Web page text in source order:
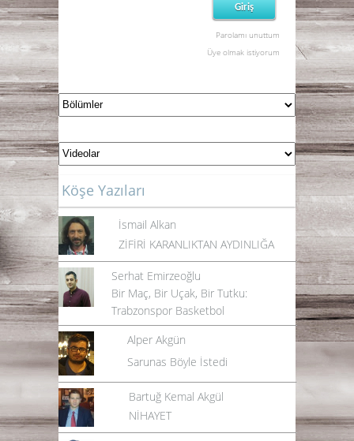
Parolamı unuttum
Üye olmak istiyorum
Köşe Yazıları
İsmail Alkan
ZİFİRİ KARANLIKTAN AYDINLIĞA
Serhat Emirzeoğlu
Bir Maç, Bir Uçak, Bir Tutku:
Trabzonspor Basketbol
Alper Akgün
Sarunas Böyle İstedi
Bartuğ Kemal Akgül
NİHAYET